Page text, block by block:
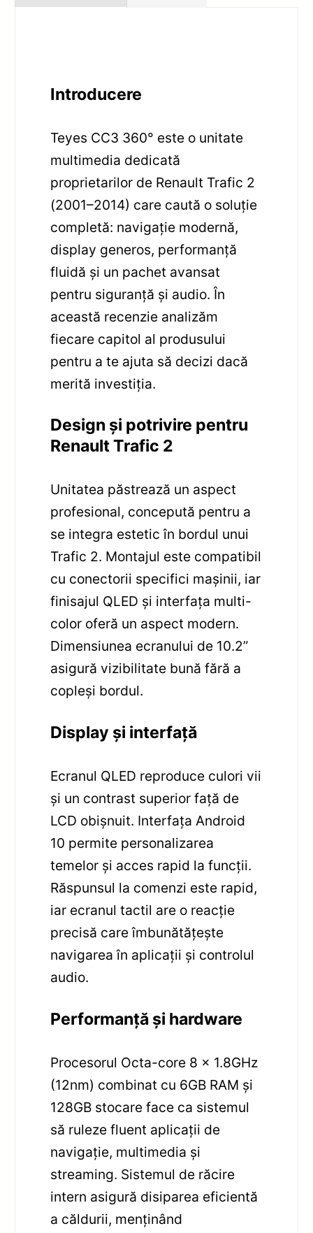
Introducere
Teyes CC3 360° este o unitate
multimedia dedicată
proprietarilor de Renault Trafic 2
(2001–2014) care caută o soluție
completă: navigație modernă,
display generos, performanță
fluidă și un pachet avansat
pentru siguranță și audio. În
această recenzie analizăm
fiecare capitol al produsului
pentru a te ajuta să decizi dacă
merită investiția.
Design și potrivire pentru
Renault Trafic 2
Unitatea păstrează un aspect
profesional, concepută pentru a
se integra estetic în bordul unui
Trafic 2. Montajul este compatibil
cu conectorii specifici mașinii, iar
finisajul QLED și interfața multi-
color oferă un aspect modern.
Dimensiunea ecranului de 10.2”
asigură vizibilitate bună fără a
copleși bordul.
Display și interfață
Ecranul QLED reproduce culori vii
și un contrast superior față de
LCD obișnuit. Interfața Android
10 permite personalizarea
temelor și acces rapid la funcții.
Răspunsul la comenzi este rapid,
iar ecranul tactil are o reacție
precisă care îmbunătățește
navigarea în aplicații și controlul
audio.
Performanță și hardware
Procesorul Octa-core 8 x 1.8GHz
(12nm) combinat cu 6GB RAM și
128GB stocare face ca sistemul
să ruleze fluent aplicații de
navigație, multimedia și
streaming. Sistemul de răcire
intern asigură disiparea eficientă
a căldurii, menținând